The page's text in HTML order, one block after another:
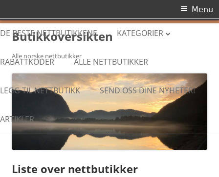
Skip
content
Butikkoversikten
Alle norske nettbutikker
Menu
Menu
DE BESTE NETTBUTIKKENE KATEGORIER
AUKSJONER,
BIL, BÅT OG MOTOR
RABATTKODER
BILLETTBESTILLING
BARNEUTSTYR
BLOMSTER
RABATTKODER ALLE NETTBUTIKKER
LEGG TIL NETTBUTIKK SEND OSS DINE NYHETER!
ARTIKLER
Liste over nettbutikker